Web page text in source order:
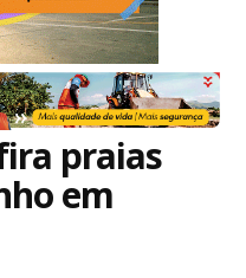
praias
em